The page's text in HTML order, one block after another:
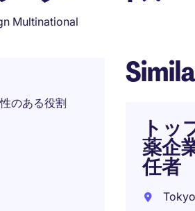
Multinational
のある役割
トッ
薬企
任者
Tokyo